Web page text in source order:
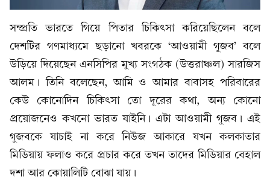
সম্প্রতি ভারতে গিয়ে পিতার চিকিৎসা করিয়েছিলেন বলে
দেশটির গণমাধ্যমে ছড়ানো খবরকে ‘আওয়ামী গুজব’ বলে
উড়িয়ে দিয়েছেন এনসিপির মুখ্য সংগঠক (উত্তরাঞ্চল) সারজিস
আলম। তিনি বলেছেন, আমি ও আমার বাবাসহ পরিবারের
কেউ কোনোদিন চিকিৎসা তো দূরের কথা, অন্য কোনো
প্রয়োজনেও কখনো ভারত যাইনি। এটা আওয়ামী গুজব। এই
গুজবকে যাচাই না করে নিউজ আকারে যখন কলকাতার
মিডিয়ায় ফলাও করে প্রচার করে তখন তাদের মিডিয়ার বেহাল
দশা আর কোয়ালিটি বোঝা যায়।